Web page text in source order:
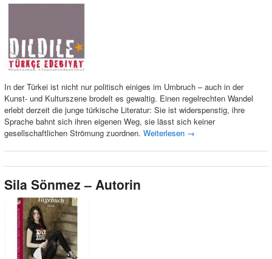
In der Türkei ist nicht nur politisch einiges im Umbruch – auch in der
Kunst- und Kulturszene brodelt es gewaltig. Einen regelrechten Wandel
erlebt derzeit die junge türkische Literatur: Sie ist widerspenstig, ihre
Sprache bahnt sich ihren eigenen Weg, sie lässt sich keiner
gesellschaftlichen Strömung zuordnen. Weiterlesen →
Sila Sönmez – Autorin